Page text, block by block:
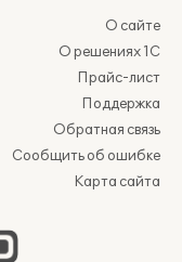
О сайте
О решениях 1С
Прайс-лист
Поддержка
Обратная связь
Сообщить об ошибке
Карта сайта